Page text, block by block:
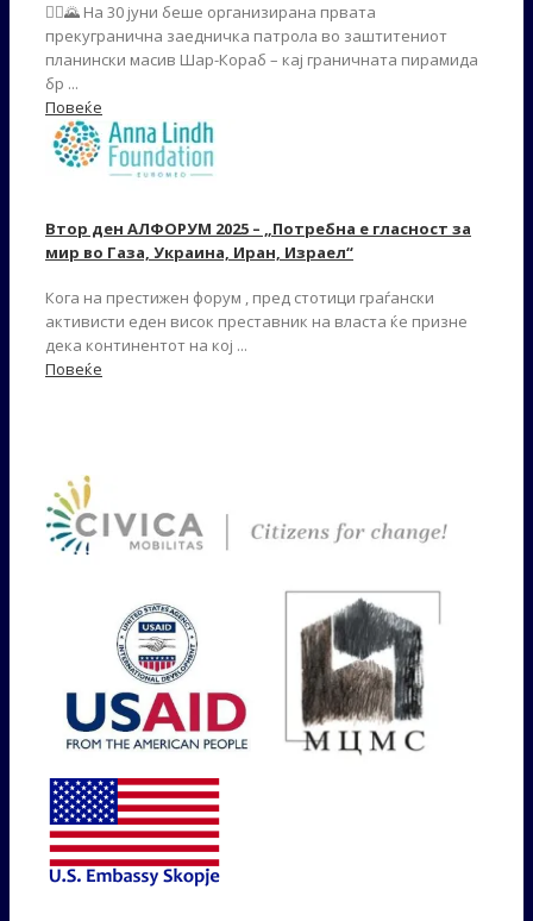
🚶‍♂️🌄 На 30 јуни беше организирана првата
прекугранична заедничка патрола во заштитениот
планински масив Шар-Кораб – кај граничната пирамида
бр ...
Повеќе
Втор ден АЛФОРУМ 2025 – „Потребна е гласност за
мир во Газа, Украина, Иран, Израел“
Кога на престижен форум , пред стотици граѓански
активисти еден висок преставник на власта ќе призне
дека континентот на кој ...
Повеќе